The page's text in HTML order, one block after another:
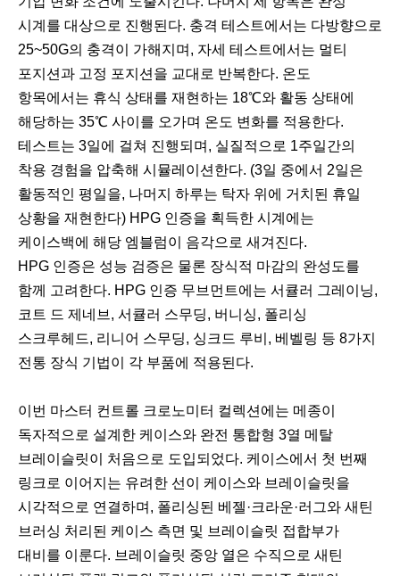
시계를 대상으로 진행된다. 충격 테스트에서는 다방향으로
25~50G의 충격이 가해지며, 자세 테스트에서는 멀티
포지션과 고정 포지션을 교대로 반복한다. 온도
항목에서는 휴식 상태를 재현하는 18℃와 활동 상태에
해당하는 35℃ 사이를 오가며 온도 변화를 적용한다.
테스트는 3일에 걸쳐 진행되며, 실질적으로 1주일간의
착용 경험을 압축해 시뮬레이션한다. (3일 중에서 2일은
활동적인 평일을, 나머지 하루는 탁자 위에 거치된 휴일
상황을 재현한다) HPG 인증을 획득한 시계에는
케이스백에 해당 엠블럼이 음각으로 새겨진다.
HPG 인증은 성능 검증은 물론 장식적 마감의 완성도를
함께 고려한다. HPG 인증 무브먼트에는 서큘러 그레이닝,
코트 드 제네브, 서큘러 스무딩, 버니싱, 폴리싱
스크루헤드, 리니어 스무딩, 싱크드 루비, 베벨링 등 8가지
전통 장식 기법이 각 부품에 적용된다.
이번 마스터 컨트롤 크로노미터 컬렉션에는 메종이
독자적으로 설계한 케이스와 완전 통합형 3열 메탈
브레이슬릿이 처음으로 도입되었다. 케이스에서 첫 번째
링크로 이어지는 유려한 선이 케이스와 브레이슬릿을
시각적으로 연결하며, 폴리싱된 베젤·크라운·러그와 새틴
브러싱 처리된 케이스 측면 및 브레이슬릿 접합부가
대비를 이룬다. 브레이슬릿 중앙 열은 수직으로 새틴